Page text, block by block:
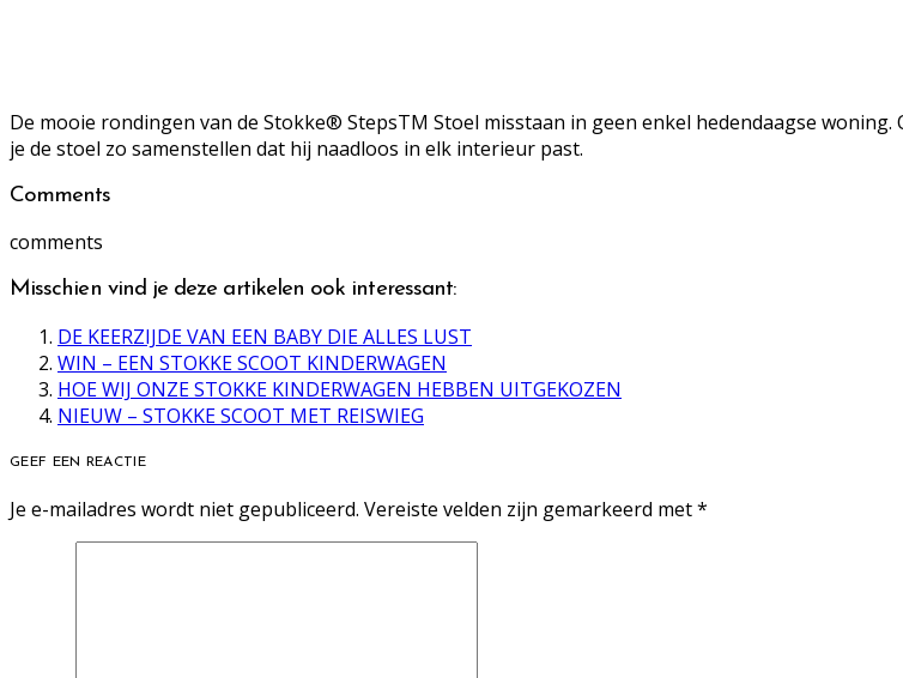
De mooie rondingen van de Stokke® StepsTM Stoel misstaan in geen enkel hedendaagse
je de stoel zo samenstellen dat hij naadloos in elk interieur past.
Comments
comments
Misschien vind je deze artikelen ook interessant:
DE KEERZIJDE VAN EEN BABY DIE ALLES LUST
WIN – EEN STOKKE SCOOT KINDERWAGEN
HOE WIJ ONZE STOKKE KINDERWAGEN HEBBEN UITGEKOZEN
NIEUW – STOKKE SCOOT MET REISWIEG
GEEF EEN REACTIE
Je e-mailadres wordt niet gepubliceerd. Vereiste velden zijn gemarkeerd met*